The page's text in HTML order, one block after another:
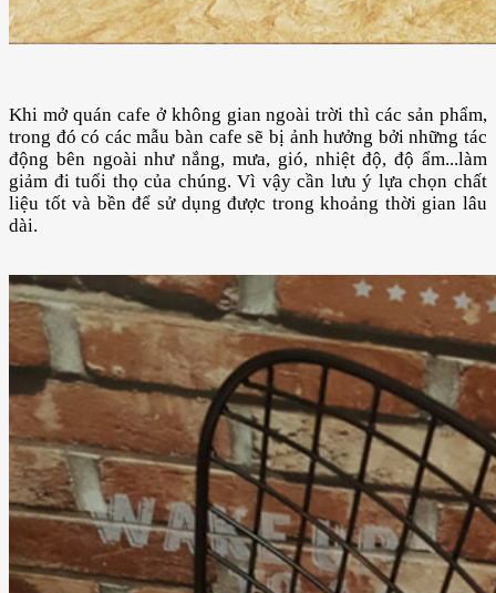
Khi mở quán cafe ở không gian ngoài trời thì các sản phẩm,
trong đó có các mẫu bàn cafe sẽ bị ảnh hưởng bởi những tác
động bên ngoài như nắng, mưa, gió, nhiệt độ, độ ẩm...làm
giảm đi tuổi thọ của chúng. Vì vậy cần lưu ý lựa chọn chất
liệu tốt và bền để sử dụng được trong khoảng thời gian lâu
dài.